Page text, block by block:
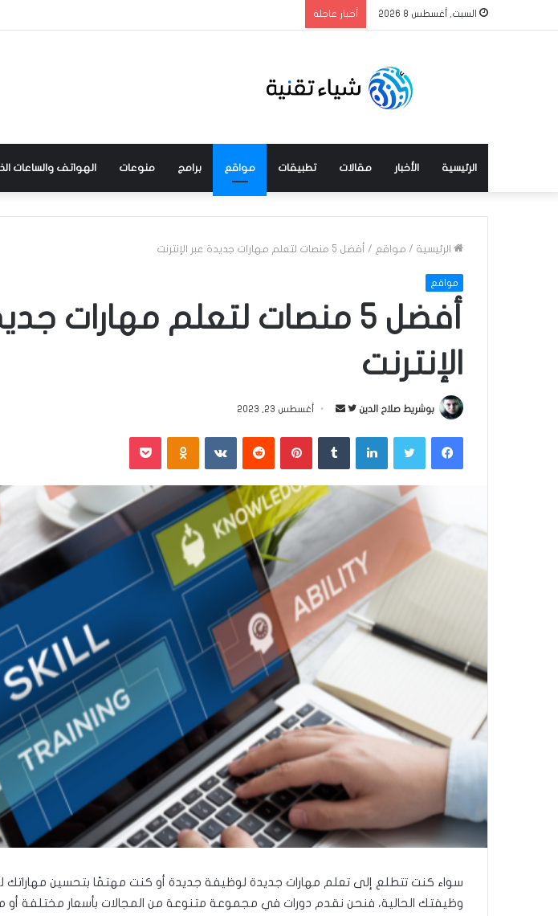
السبت, أغسطس 8 2026 أخبار عاجلة
الرئيسية الأخبار مقالات تطبيقات مواقع برامج منوعات الهواتف والساعات
الرئيسية / مواقع / أفضل 5 منصات لتعلم مهارات جديدة عبر الإنترنت
مواقع
أفضل 5 منصات لتعلم مهارات
الإنترنت
بوشريط صلاح الدين
ت
ع
ت
و
ي
ر
س
ب
ك
ن
ي
ا
أغسطس 23, 2023
فيسبوك لينكدإن بينتيريست ‏VKontakte
سواء كنت تتطلع إلى تعلم مهارات جديدة لوظيفة جديدة أو كنت مهتمًا بتحسين مهاراتك
وظيفتك الحالية، فنحن نقدم دورات في مجموعة متنوعة من المجالات بأسعار مختلفة أو